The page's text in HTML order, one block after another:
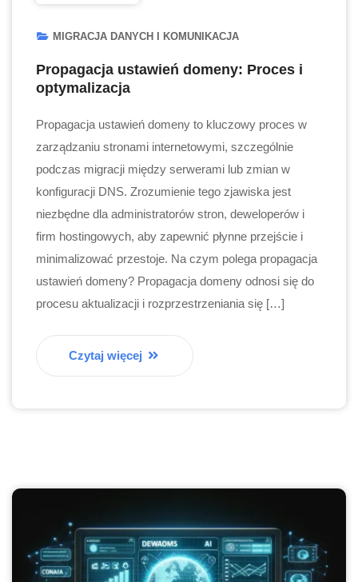
MIGRACJA DANYCH I KOMUNIKACJA
Propagacja ustawień domeny: Proces i
optymalizacja
Propagacja ustawień domeny to kluczowy proces w
zarządzaniu stronami internetowymi, szczególnie
podczas migracji między serwerami lub zmian w
konfiguracji DNS. Zrozumienie tego zjawiska jest
niezbędne dla administratorów stron, deweloperów i
firm hostingowych, aby zapewnić płynne przejście i
minimalizować przestoje. Na czym polega propagacja
ustawień domeny? Propagacja domeny odnosi się do
procesu aktualizacji i rozprzestrzeniania się […]
Czytaj więcej